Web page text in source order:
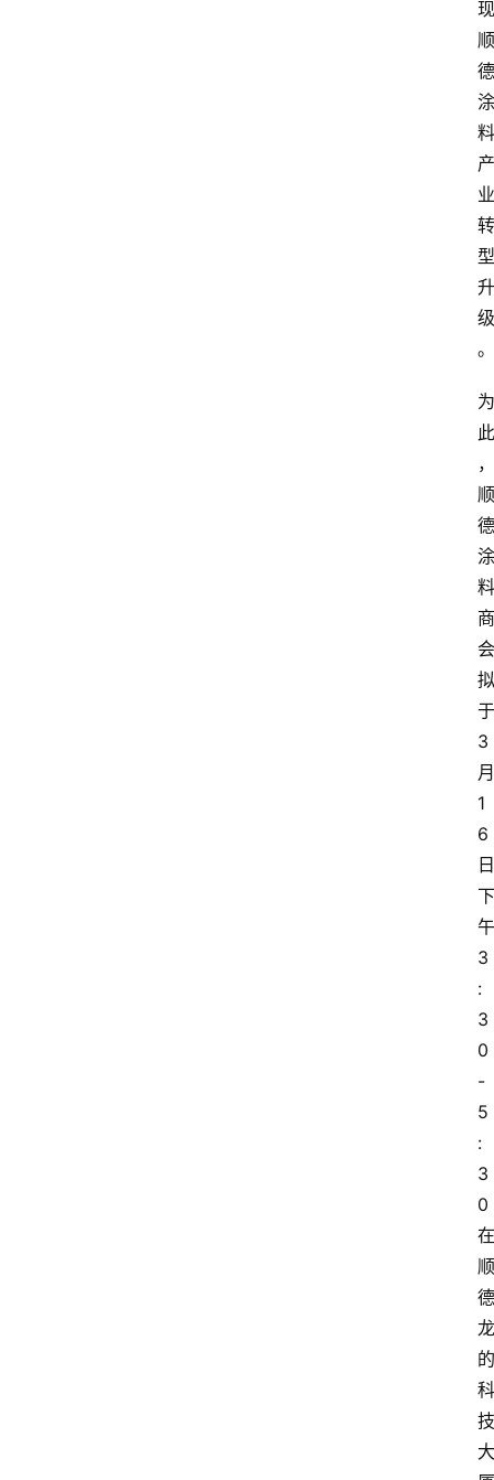
现
顺
德
涂
料
产
业
转
型
升
级
。
为
此
，
顺
德
涂
料
商
会
拟
于
3
月
1
6
日
下
午
3
:
3
0
-
5
:
3
0
在
顺
德
龙
的
科
技
大